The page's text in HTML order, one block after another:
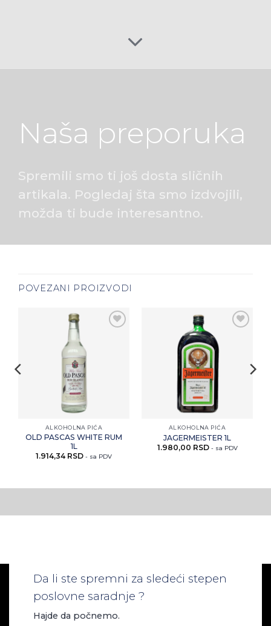
Naša preporuka
Spremili smo ti još dosta sličnih
artikala. Pogledaj šta smo izdvojili,
možda ti bude interesantno.
POVEZANI PROIZVODI
ALKOHOLNA PIĆA
OLD PASCAS WHITE RUM
1L
1.914,34 RSD - sa PDV
ALKOHOLNA PIĆA
JAGERMEISTER 1L
1.980,00 RSD - sa PDV
Da li ste spremni za sledeći stepen
poslovne saradnje ?
Hajde da počnemo.